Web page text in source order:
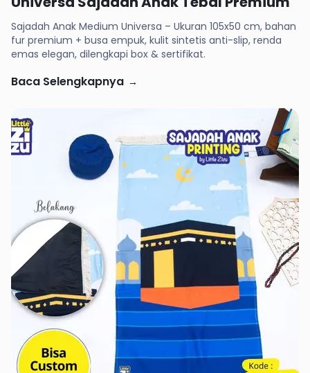
Sajadah Anak Medium Universa – Ukuran 105x50 cm, bahan
fur premium + busa empuk, kulit sintetis anti-slip, renda
emas elegan, dilengkapi box & sertifikat.
Baca Selengkapnya →